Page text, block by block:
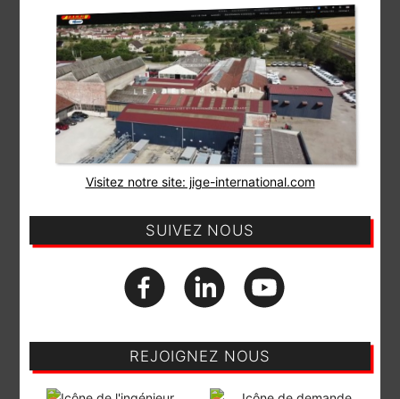
Visitez notre site: jige-international.com
SUIVEZ NOUS
REJOIGNEZ NOUS